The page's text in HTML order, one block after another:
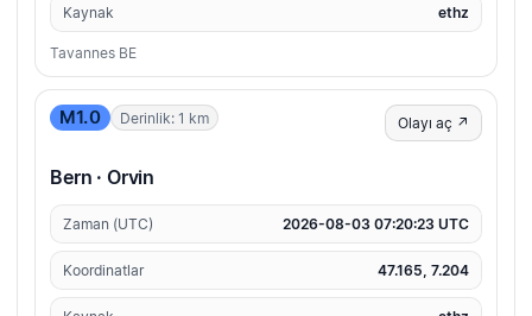
Kaynak ethz
Tavannes BE
M1.0 Derinlik: 1 km Olayı aç ↗
Bern · Orvin
Zaman (UTC) 2026-08-03 07:20:23 UTC
Koordinatlar 47.165, 7.204